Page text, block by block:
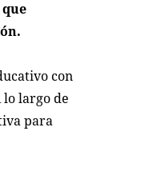
con
largo de
para